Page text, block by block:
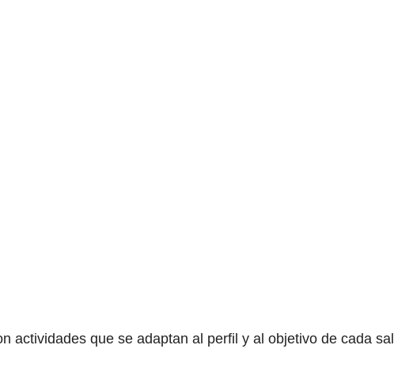
actividades que se adaptan al perfil y al objetivo de cada